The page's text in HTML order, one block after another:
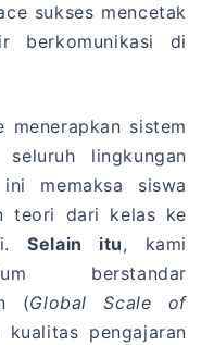
sukses mencetak
berkomunikasi di
menerapkan sistem
lingkungan
memaksa siswa
teori dari kelas ke
Selain itu, kami
berstandar
(Global Scale of
pengajaran